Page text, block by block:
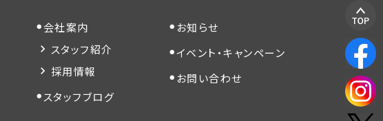
会社案内
スタッフ紹介
採用情報
スタッフブログ
お知らせ
イベント・キャンペーン
お問い合わせ